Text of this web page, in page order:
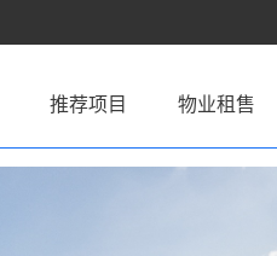
推荐项目 物业租售